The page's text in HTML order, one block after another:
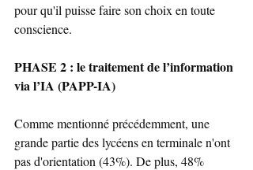
pour qu'il puisse faire son choix en toute
conscience.
PHASE 2 : le traitement de l’information
via l’IA (PAPP-IA)
Comme mentionné précédemment, une
grande partie des lycéens en terminale n'ont
pas d'orientation (43%). De plus, 48%